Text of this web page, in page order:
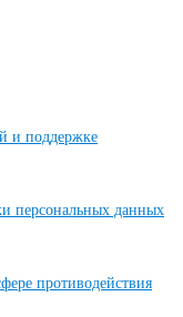
и поддержке
персональных данных
противодействия